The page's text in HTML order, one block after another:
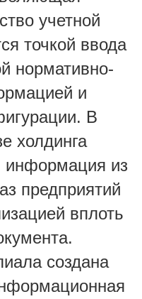
учетной
точкой ввода
нормативно-
и
В
холдинга
информация из
предприятий
вплоть
создана